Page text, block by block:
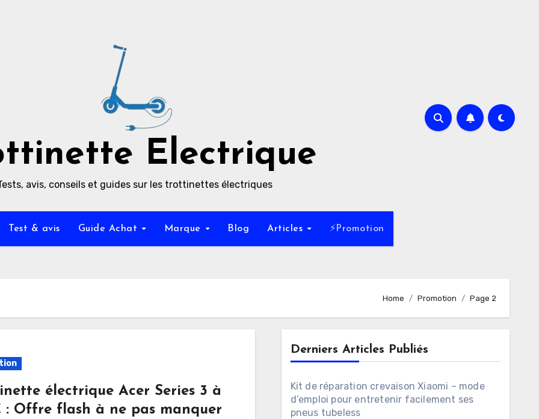
Electrique
avis, conseils et guides sur les trottinettes électriques
Test & avis Guide Achat Marque Blog Articles ⚡Promotion
Home Promotion Page 2
électrique Acer Series 3 à
: Offre flash à ne pas manquer
Derniers Articles Publiés
Kit de réparation crevaison Xiaomi – mode
d’emploi pour entretenir facilement ses
pneus tubeless